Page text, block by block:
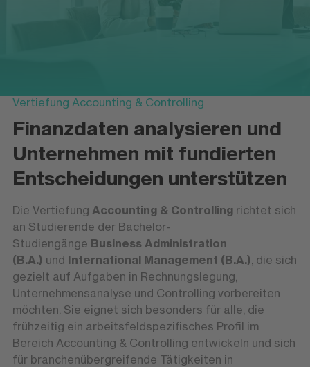
Vertiefung Accounting & Controlling
Finanzdaten analysieren und
Unternehmen mit fundierten
Entscheidungen unterstützen
Die Vertiefung Accounting & Controlling richtet sich
an Studierende der Bachelor-
Studiengänge Business Administration
(B.A.) und International Management (B.A.), die sich
gezielt auf Aufgaben in Rechnungslegung,
Unternehmensanalyse und Controlling vorbereiten
möchten. Sie eignet sich besonders für alle, die
frühzeitig ein arbeitsfeldspezifisches Profil im
Bereich Accounting & Controlling entwickeln und sich
für branchenübergreifende Tätigkeiten in